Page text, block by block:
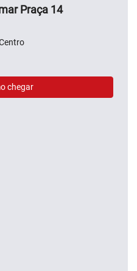
Praça 14
chegar